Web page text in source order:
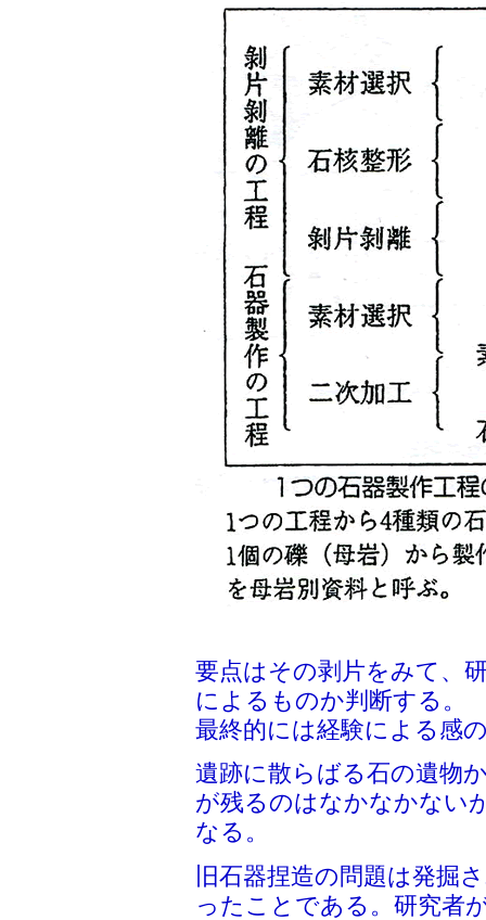
要点はその剥片をみて、
によるものか判断する。
最終的には経験による感
遺跡に散らばる石の遺物
が残るのはなかなかない
なる。
旧石器捏造の問題は発掘
ったことである。研究者